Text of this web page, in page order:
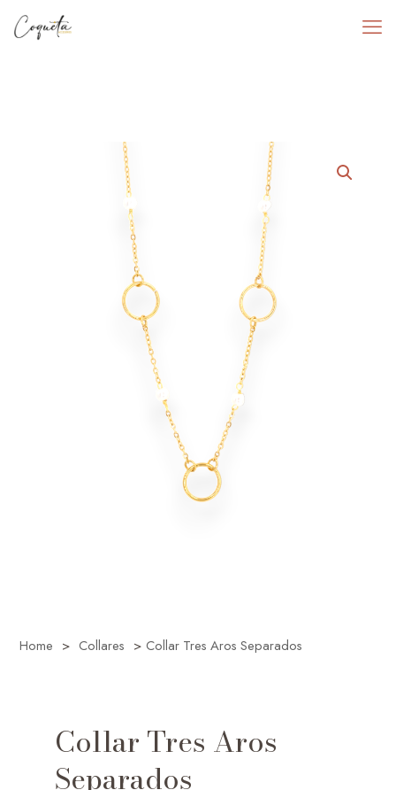
Home > Collares > Collar Tres Aros Separados
Collar Tres Aros
Separados